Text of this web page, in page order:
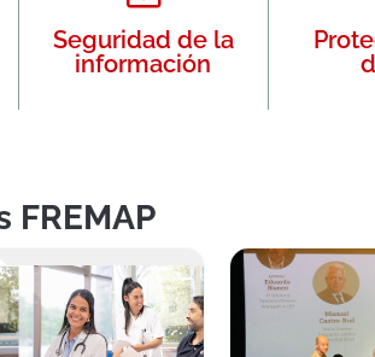
Seguridad de la
información
FREMAP